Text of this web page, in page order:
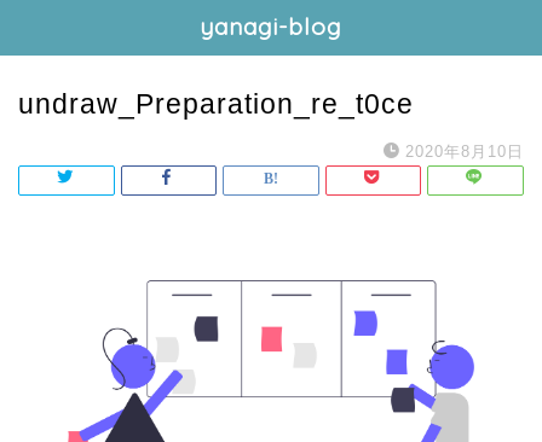
yanagi-blog
undraw_Preparation_re_t0ce
2020年8月10日